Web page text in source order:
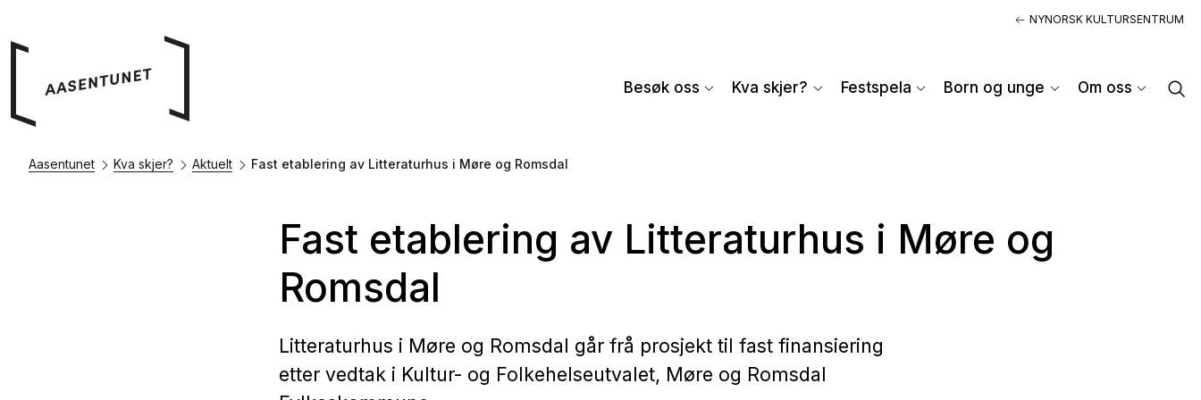
NYNORSK KULTURSENTRUM
Besøk oss Kva skjer? Festspela Born og unge Om oss
Aasentunet Kva skjer? Aktuelt Fast etablering av Litteraturhus i Møre og Romsdal
Fast etablering av Litteraturhus i Møre og
Romsdal
Litteraturhus i Møre og Romsdal går frå prosjekt til fast finansiering
etter vedtak i Kultur- og Folkehelseutvalet, Møre og Romsdal